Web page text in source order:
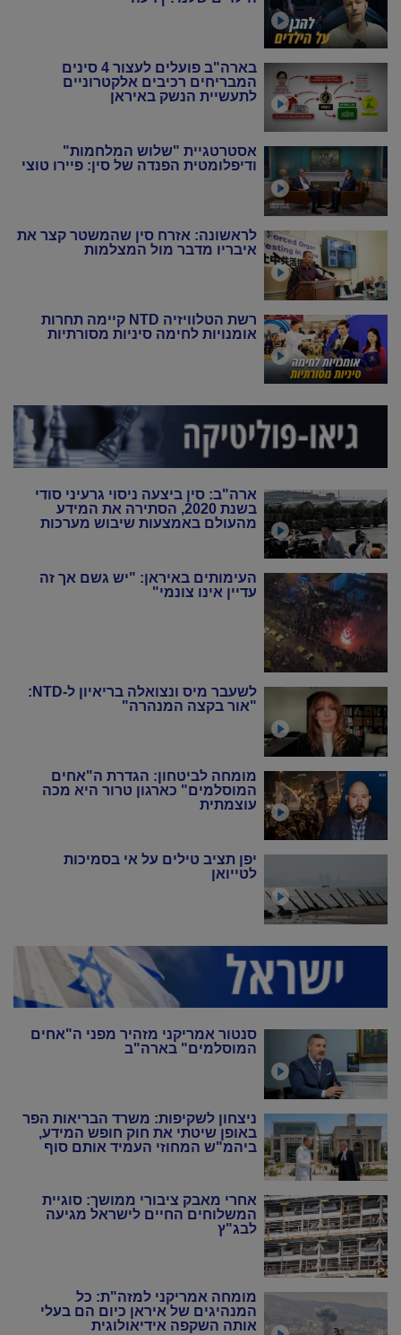
בארה"ב פועלים לעצור 4 סינים
המבריחים רכיבים אלקטרוניים
לתעשיית הנשק באיראן
אסטרטגיית "שלוש המלחמות"
ודיפלומטית הפנדה של סין: פיירו טוצי
לראשונה: אזרח סין שהמשטר קצר את
איבריו מדבר מול המצלמות
רשת הטלוויזיה NTD קיימה תחרות
אומנויות לחימה סיניות מסורתיות
ארה"ב: סין ביצעה ניסוי גרעיני סודי
בשנת 2020, הסתירה את המידע
מהעולם באמצעות שיבוש מערכות
העימותים באיראן: "יש גשם אך זה
עדיין אינו צונמי"
לשעבר מיס ונצואלה בריאיון ל-NTD:
"אור בקצה המנהרה"
מומחה לביטחון: הגדרת ה"אחים
המוסלמים" כארגון טרור היא מכה
עוצמתית
יפן תציב טילים על אי בסמיכות
לטייואן
סנטור אמריקני מזהיר מפני ה"אחים
המוסלמים" בארה"ב
ניצחון לשקיפות: משרד הבריאות הפר
באופן שיטתי את חוק חופש המידע,
ביהמ"ש המחוזי העמיד אותם סוף
אחרי מאבק ציבורי ממושך: סוגיית
המשלוחים החיים לישראל מגיעה
לבג"ץ
מומחה אמריקני למזה"ת: כל
המנהיגים של איראן כיום הם בעלי
אותה השקפה אידיאולוגית